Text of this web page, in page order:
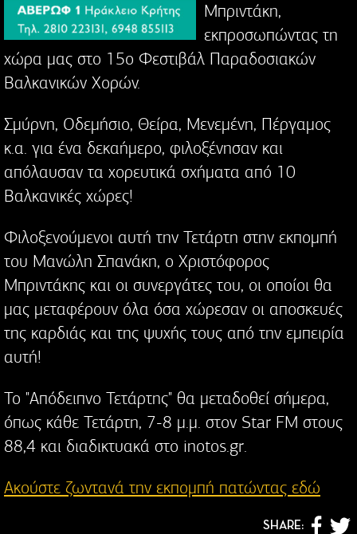
Μπριντάκη,
εκπροσωπώντας τη
χώρα μας στο 15ο Φεστιβάλ Παραδοσιακών
Βαλκανικών Χορών.
Σμύρνη, Οδεμήσιο, Θείρα, Μενεμένη, Πέργαμος
κ.α. για ένα δεκαήμερο, φιλοξένησαν και
απόλαυσαν τα χορευτικά σχήματα από 10
Βαλκανικές χώρες!
Φιλοξενούμενοι αυτή την Τετάρτη στην εκπομπή
του Μανώλη Σπανάκη, ο Χριστόφορος
Μπριντάκης και οι συνεργάτες του, οι οποίοι θα
μας μεταφέρουν όλα όσα χώρεσαν οι αποσκευές
της καρδιάς και της ψυχής τους από την εμπειρία
αυτή!
Το "Απόδειπνο Τετάρτης" θα μεταδοθεί σήμερα,
όπως κάθε Τετάρτη, 7-8 μ.μ. στον Star FM στους
88,4 και διαδικτυακά στο inotos.gr.
Ακούστε ζωντανά την εκπομπή πατώντας εδώ
SHARE: